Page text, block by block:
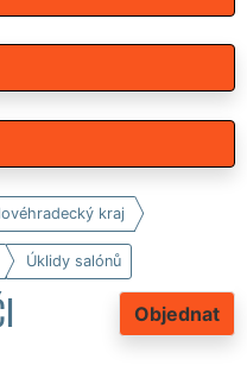
kraj
Úklidy salónů
Objednat